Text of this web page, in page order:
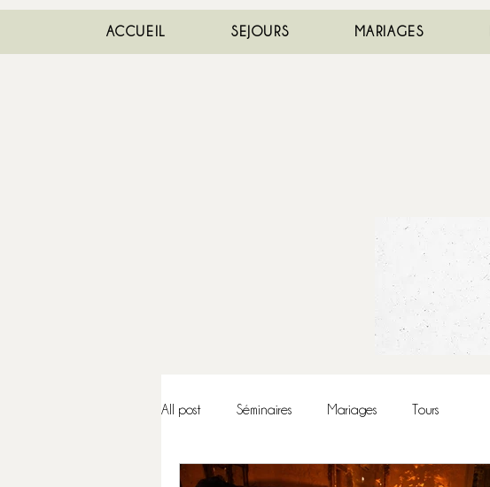
ACCUEIL SEJOURS MARIAGES
All post Séminaires Mariages Tours